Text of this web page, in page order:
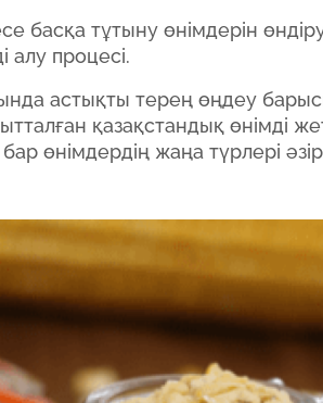
басқа тұтыну өнімдерін
алу процесі.
астықты терең өңдеу
қазақстандық өнімді
өнімдердің жаңа түрлері